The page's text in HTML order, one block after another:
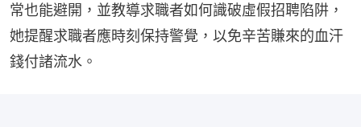
常也能避開，並教導求職者如何識破虛假招聘陷阱，
她提醒求職者應時刻保持警覺，以免辛苦賺來的血汗
錢付諸流水。